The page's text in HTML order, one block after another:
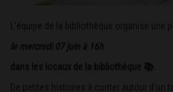
L’équipe de la bibliothèque organise une
le mercredi 07 juin à 16h
dans les locaux de la bibliothèque 📚
De petites histoires à conter autour d’un